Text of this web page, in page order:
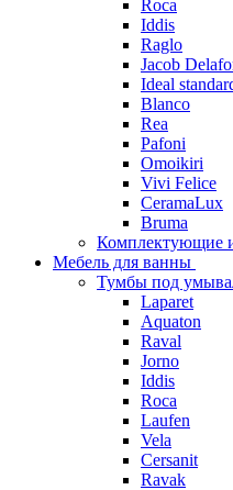
Roca
Iddis
Raglo
Jacob
Ideal
Blanco
Rea
Pafoni
Omoikiri
Vivi Felice
CeramaLux
Bruma
Комплектующие
Мебель для ванны
Тумбы под
Laparet
Aquaton
Raval
Jorno
Iddis
Roca
Laufen
Vela
Cersanit
Ravak